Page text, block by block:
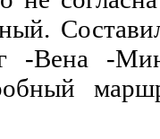
.
-Вена
-